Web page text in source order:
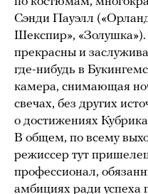
Сэнди Пауэлл
Шекспир»,
прекрасны и
где-нибудь в
камера, снимающая
свечах, без других
о достижениях
В общем, по всему
режиссер тут
профессионал,
амбициях ради успеха